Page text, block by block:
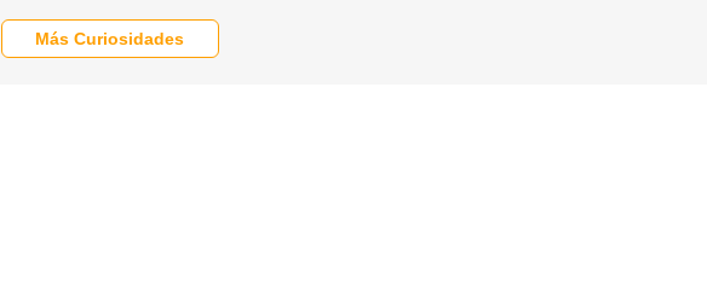
Más Curiosidades